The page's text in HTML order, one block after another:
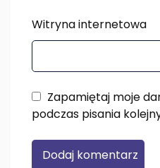
Witryna internetowa
Zapamiętaj moje
podczas pisania